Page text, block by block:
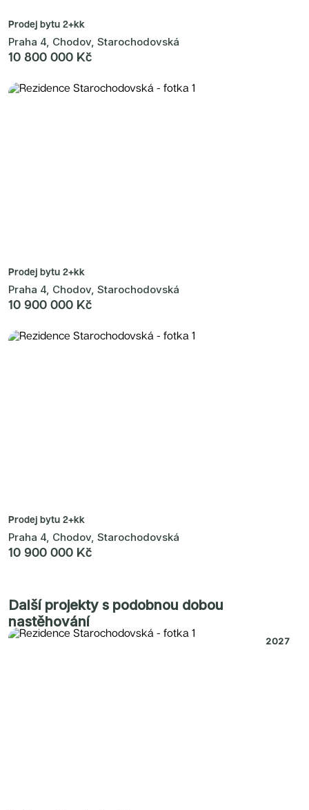
Prodej bytu 2+kk
Praha 4, Chodov, Starochodovská
10 800 000 Kč
Prodej bytu 2+kk
Praha 4, Chodov, Starochodovská
10 900 000 Kč
Prodej bytu 2+kk
Praha 4, Chodov, Starochodovská
10 900 000 Kč
Další projekty s podobnou dobou
nastěhování
2027